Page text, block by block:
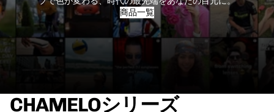
商品一覧
CHAMELOシリーズ